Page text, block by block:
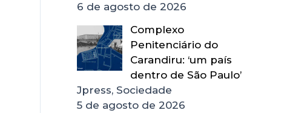
6 de agosto de 2026
Complexo
Penitenciário do
Carandiru: ‘um país
dentro de São Paulo’
Jpress, Sociedade
5 de agosto de 2026